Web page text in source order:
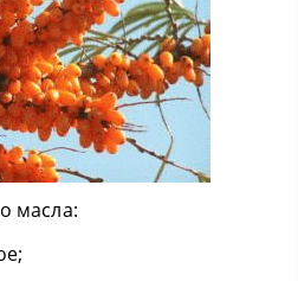
масла: